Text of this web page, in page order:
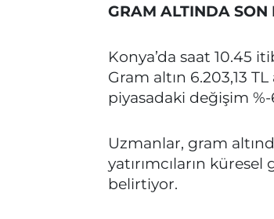
GRAM ALTINDA SON
Konya’da saat 10.45
Gram altın 6.203,13
piyasadaki değişim
Uzmanlar, gram
yatırımcıların
belirtiyor.